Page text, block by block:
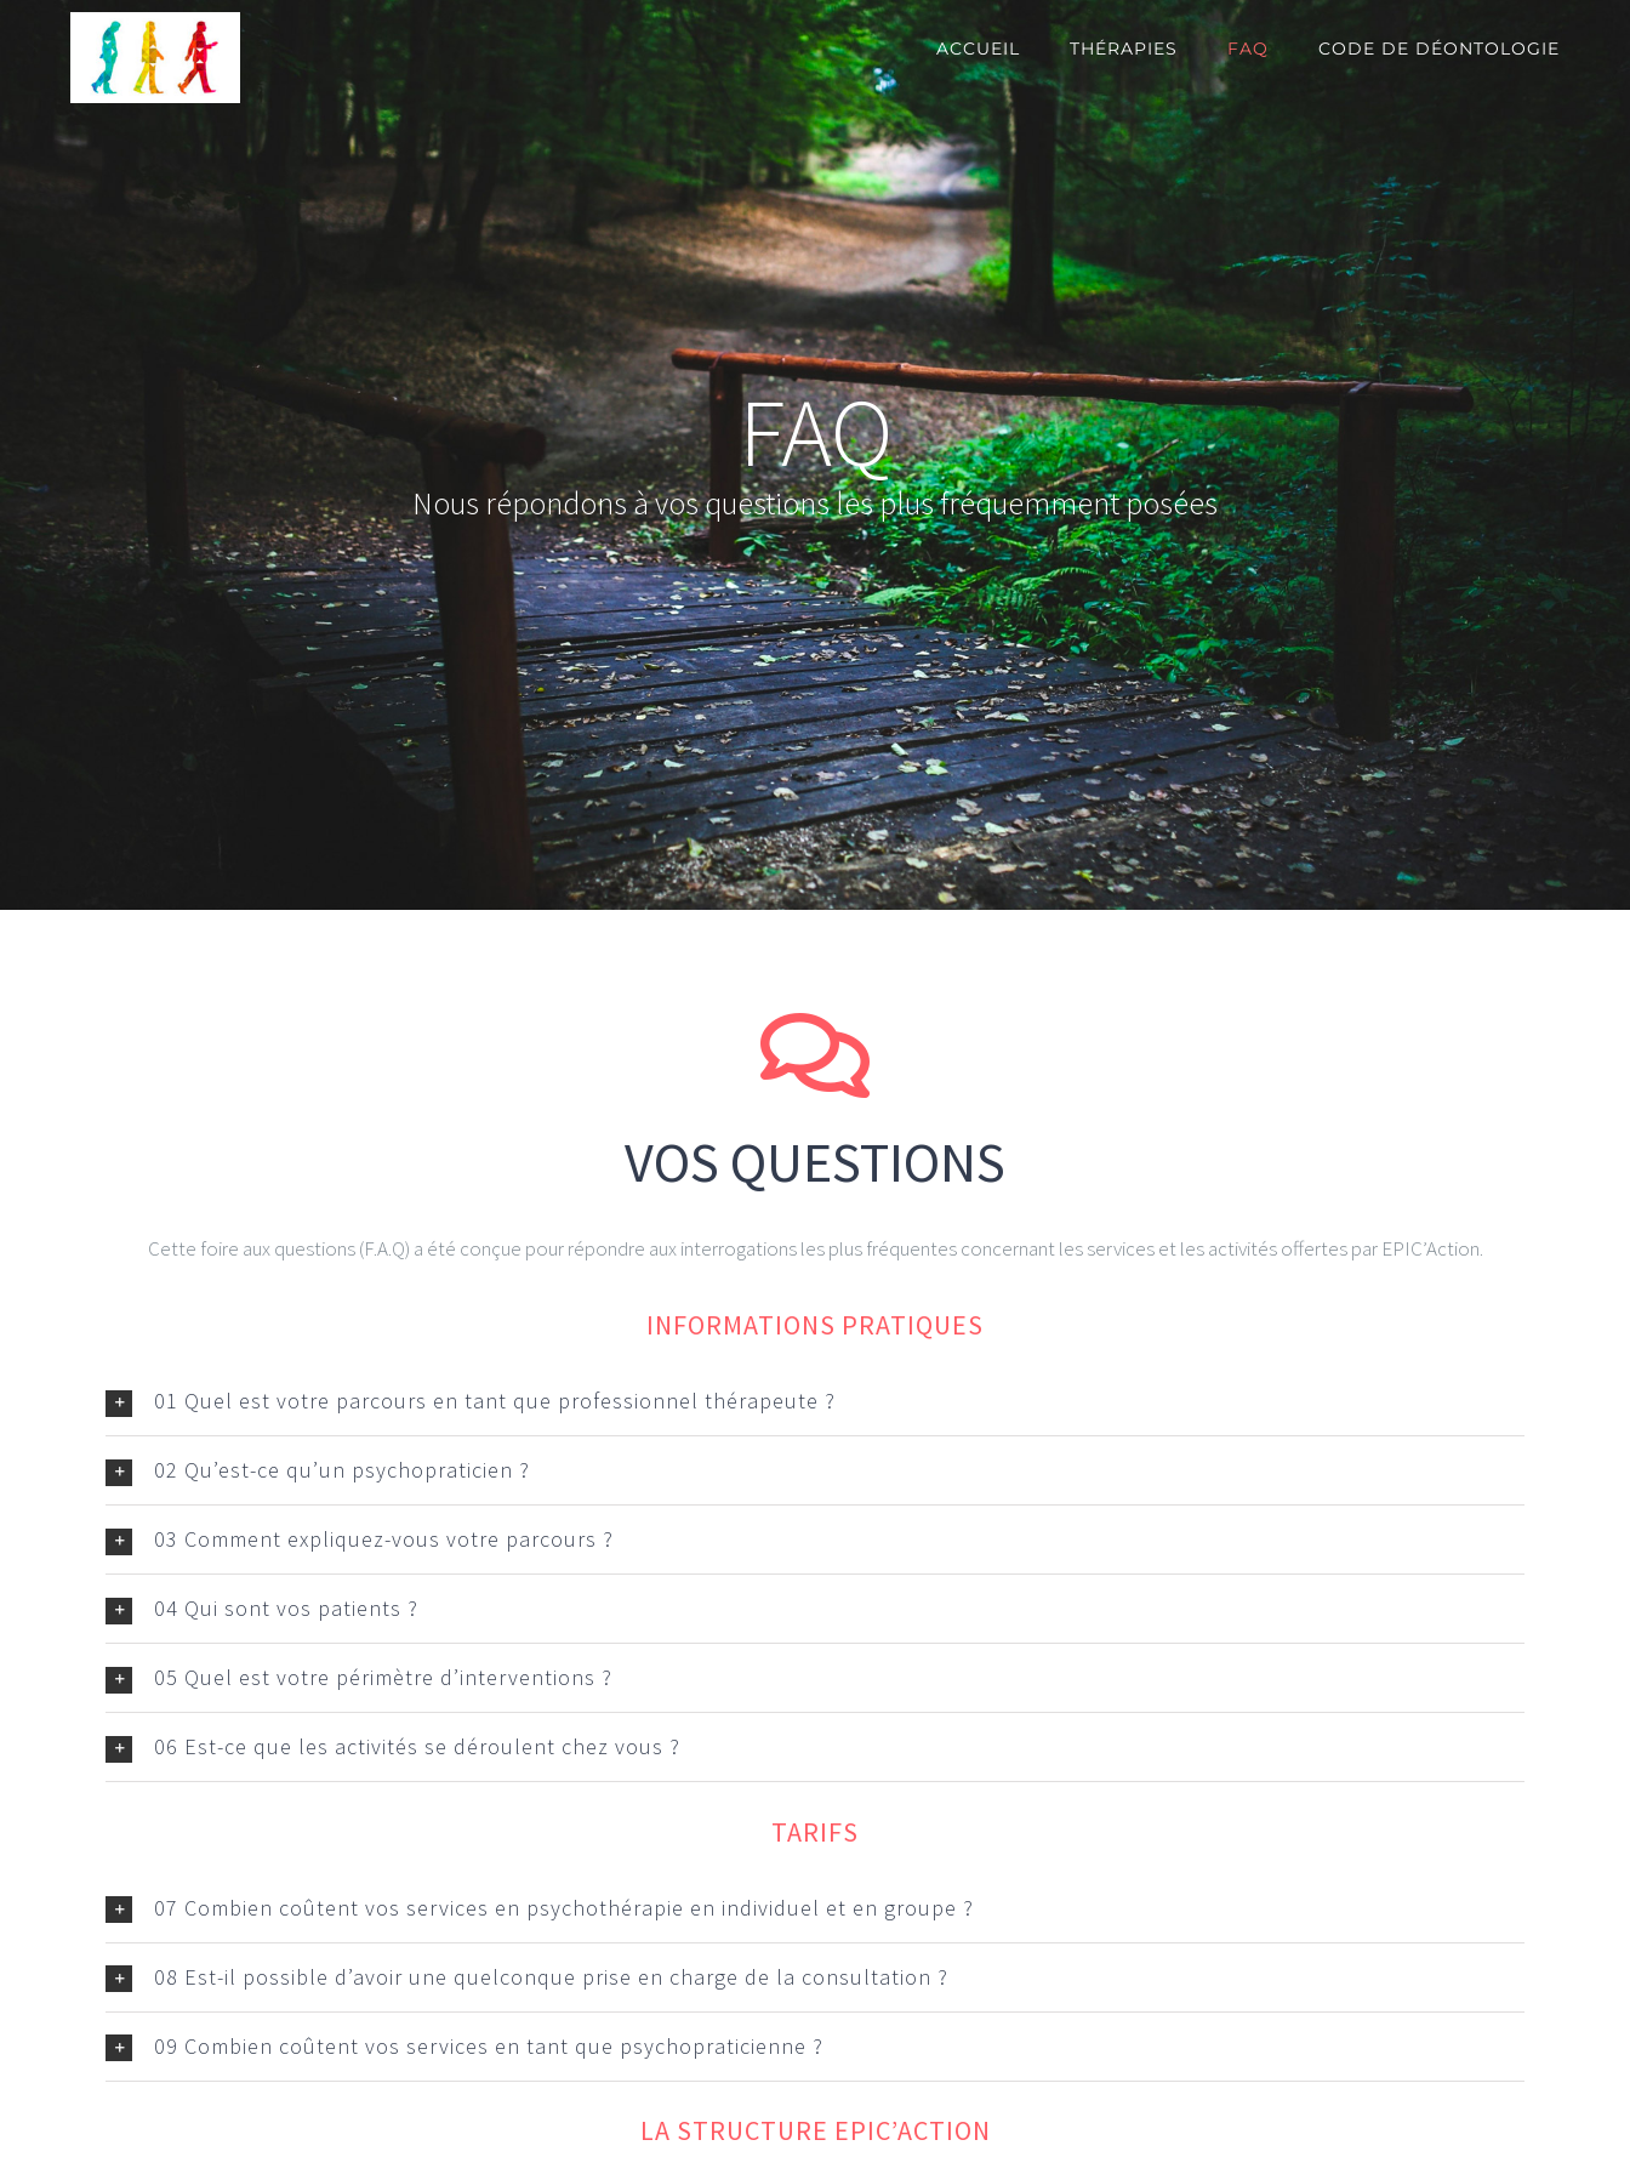
ACCUEIL THÉRAPIES FAQ CODE DE DÉONTOLOGIE
FAQ
Nous répondons à vos questions les plus fréquemment posées
VOS QUESTIONS
Cette foire aux questions (F.A.Q) a été conçue pour répondre aux interrogations les plus fréquentes concernant les services et les activités offertes par EPIC’Action.
INFORMATIONS PRATIQUES
01 Quel est votre parcours en tant que professionnel thérapeute ?
02 Qu’est-ce qu’un psychopraticien ?
03 Comment expliquez-vous votre parcours ?
04 Qui sont vos patients ?
05 Quel est votre périmètre d’interventions ?
06 Est-ce que les activités se déroulent chez vous ?
TARIFS
07 Combien coûtent vos services en psychothérapie en individuel et en groupe ?
08 Est-il possible d’avoir une quelconque prise en charge de la consultation ?
09 Combien coûtent vos services en tant que psychopraticienne ?
LA STRUCTURE EPIC’ACTION